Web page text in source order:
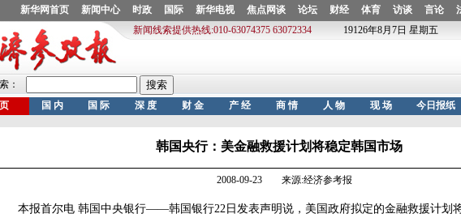
韩国央行：美金融救援计划将稳定韩国市场
2008-09-23 来源:经济参考报
本报首尔电 韩国中央银行——韩国银行22日发表声明说，美国政府拟定的金融救援计划